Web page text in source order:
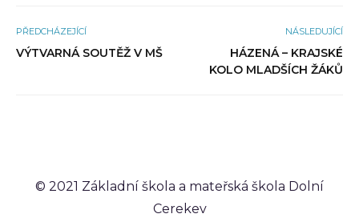
PŘEDCHÁZEJÍCÍ
VÝTVARNÁ SOUTĚŽ V MŠ
NÁSLEDUJÍCÍ
HÁZENÁ – KRAJSKÉ
KOLO MLADŠÍCH ŽÁKŮ
© 2021 Základní škola a mateřská škola Dolní
Cerekev